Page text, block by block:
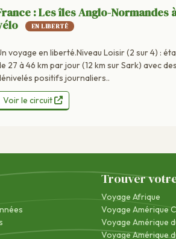
: Les îles Anglo-Normandes
EN LIBERTÉ
voyage en liberté.Niveau Loisir (2 sur 4) :
27 à 46 km par jour (12 km sur Sark) avec des
positifs journaliers..
Voir le circuit
Trouver
Voyage Afrique
Voyage Amérique
Voyage Amérique
Voyage Amérique